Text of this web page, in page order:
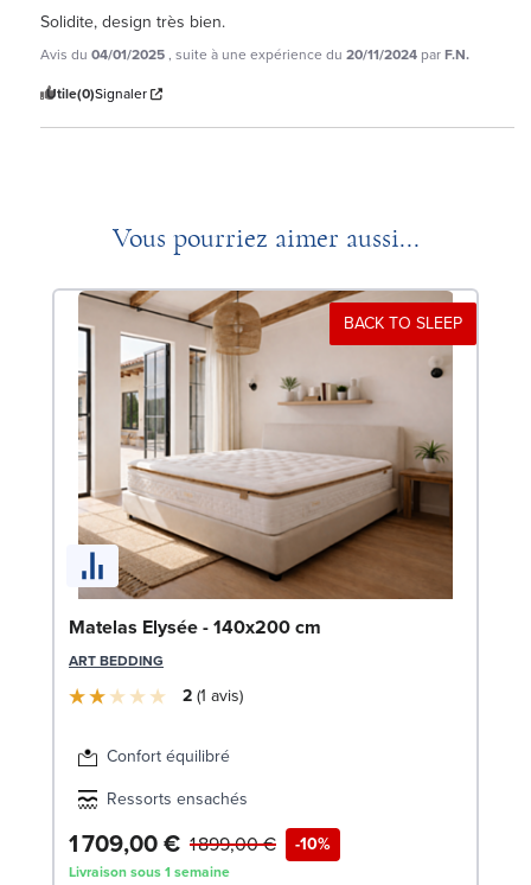
Solidite, design très bien.
Avis du 04/01/2025, suite à une expérience du 20/11/2024 parF.N.
Utile(0)Signaler
Vous pourriez aimer aussi...
BACK TO SLEEP
Matelas Elysée - 140x200 cm
ART BEDDING
2 1 avis
Confort équilibré
Ressorts ensachés
1 709,00 € -10%
1 899,00 €
Livraison sous 1 semaine